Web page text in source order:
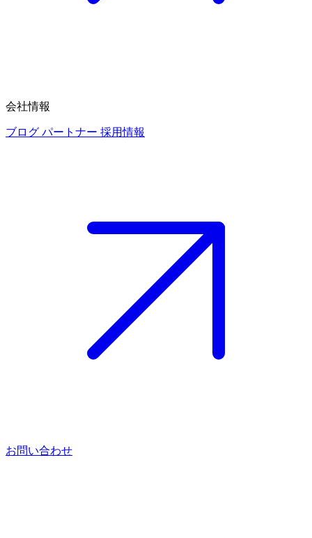
会社情報
ブログ パートナー 採用情報
お問い合わせ